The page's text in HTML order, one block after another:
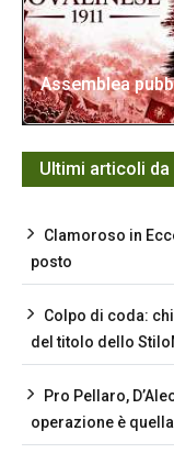
Assemblea
Ultimi articoli da
Clamoroso in
posto
Colpo di coda:
del titolo dello
Pro Pellaro,
operazione è